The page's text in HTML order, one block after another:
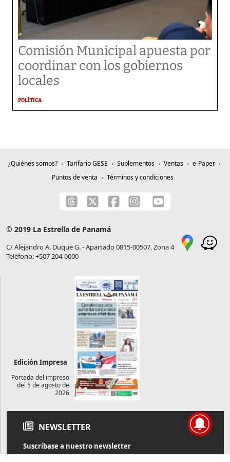
Comisión Municipal apuesta por
coordinar con los gobiernos
locales
POLÍTICA
¿Quiénes somos? Tarifario GESE Suplementos Ventas
e-Paper
Puntos de venta
Términos y condiciones
© 2019 La Estrella de Panamá
C/ Alejandro A. Duque G. - Apartado 0815-00507, Zona 4
Teléfono: +507 204-0000
Edición Impresa
Portada del impreso
del 5 de agosto de
2026
NEWSLETTER
Suscríbase a nuestro newsletter
Reciba diariamente información de actualidad directamente en